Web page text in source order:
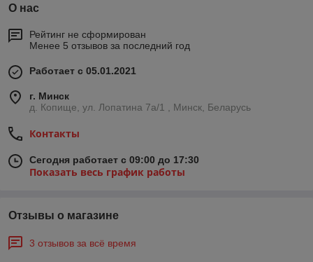
О нас
Рейтинг не сформирован
Менее 5 отзывов за последний год
Работает с 05.01.2021
г. Минск
д. Копище, ул. Лопатина 7а/1 , Минск, Беларусь
Контакты
Сегодня работает с 09:00 до 17:30
Показать весь график работы
Отзывы о магазине
3 отзывов за всё время